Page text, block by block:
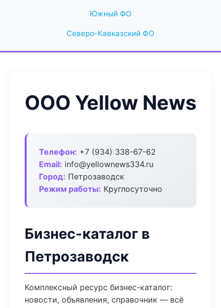
Южный ФО
Северо-Кавказский ФО
ООО Yellow News
Телефон: +7 (934) 338-67-62
Email: info@yellownews334.ru
Город: Петрозаводск
Режим работы: Круглосуточно
Бизнес-каталог в
Петрозаводск
Комплексный ресурс бизнес-каталог:
новости, объявления, справочник — всё